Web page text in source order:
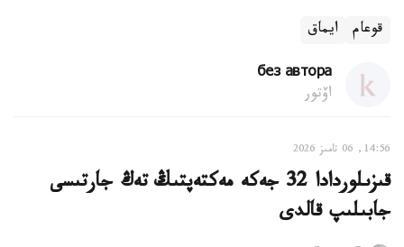
قوعام ايماق
без автора
اۆتور
14:56, 06 تامىز 2026
قىزىلوردادا 32 جەكە مەكتەپتىڭ تەڭ جارتىسى
جابىلىپ قالدى